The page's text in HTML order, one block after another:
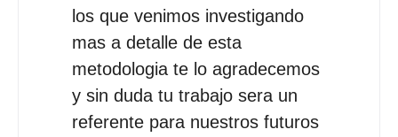
los que venimos investigando
mas a detalle de esta
metodologia te lo agradecemos
y sin duda tu trabajo sera un
referente para nuestros futuros